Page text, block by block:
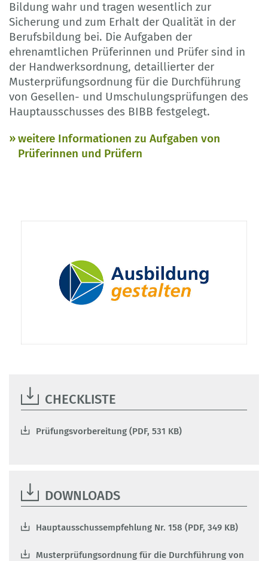
Bildung wahr und tragen wesentlich zur
Sicherung und zum Erhalt der Qualität in der
Berufsbildung bei. Die Aufgaben der
ehrenamtlichen Prüferinnen und Prüfer sind in
der Handwerksordnung, detaillierter der
Musterprüfungsordnung für die Durchführung
von Gesellen- und Umschulungsprüfungen des
Hauptausschusses des BIBB festgelegt.
weitere Informationen zu Aufgaben von
Prüferinnen und Prüfern
CHECKLISTE
Prüfungsvorbereitung (PDF, 531 KB)
DOWNLOADS
Hauptausschussempfehlung Nr. 158 (PDF, 349 KB)
Musterprüfungsordnung für die Durchführung von